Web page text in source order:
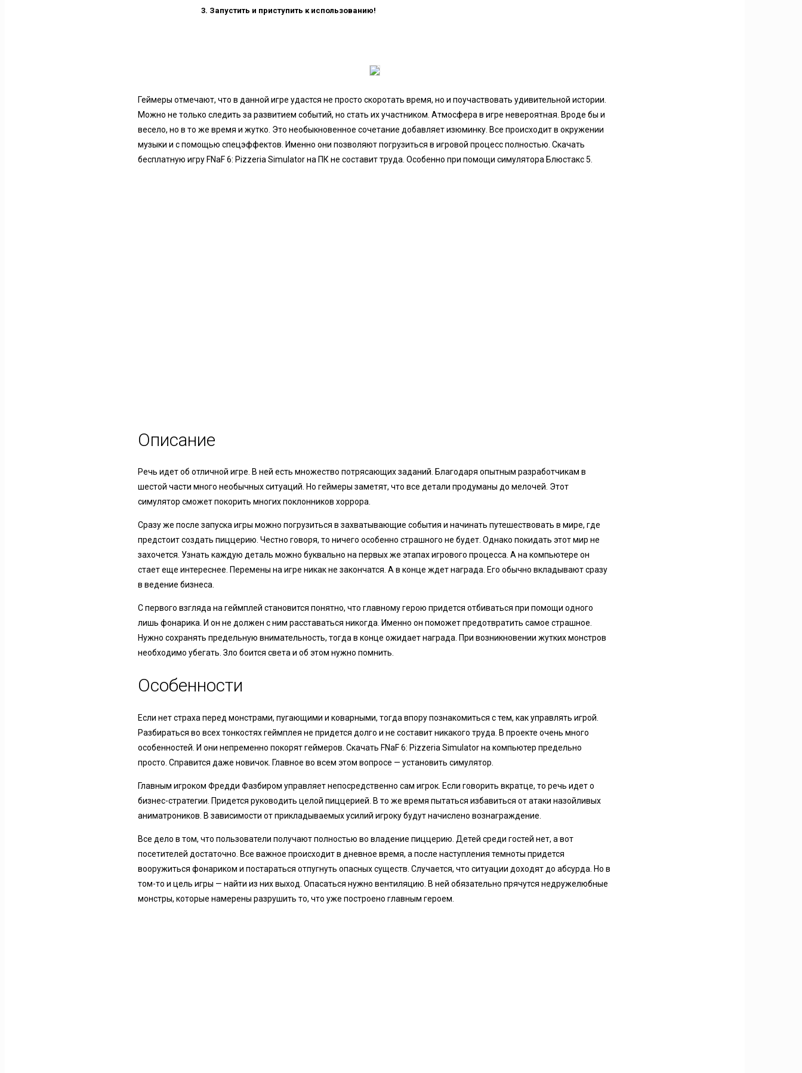
Запустить и приступить к использованию!
Геймеры отмечают, что в данной игре удастся не просто скоротать время, но и поучаствовать удивительной истории.
Можно не только следить за развитием событий, но стать их участником. Атмосфера в игре невероятная. Вроде бы и
весело, но в то же время и жутко. Это необыкновенное сочетание добавляет изюминку. Все происходит в окружении
музыки и с помощью спецэффектов. Именно они позволяют погрузиться в игровой процесс полностью. Скачать
бесплатную игру FNaF 6: Pizzeria Simulator на ПК не составит труда. Особенно при помощи симулятора Блюстакс 5.
Описание
Речь идет об отличной игре. В ней есть множество потрясающих заданий. Благодаря опытным разработчикам в
шестой части много необычных ситуаций. Но геймеры заметят, что все детали продуманы до мелочей. Этот
симулятор сможет покорить многих поклонников хоррора.
Сразу же после запуска игры можно погрузиться в захватывающие события и начинать путешествовать в мире, где
предстоит создать пиццерию. Честно говоря, то ничего особенно страшного не будет. Однако покидать этот мир не
захочется. Узнать каждую деталь можно буквально на первых же этапах игрового процесса. А на компьютере он
стает еще интереснее. Перемены на игре никак не закончатся. А в конце ждет награда. Его обычно вкладывают сразу
в ведение бизнеса.
С первого взгляда на геймплей становится понятно, что главному герою придется отбиваться при помощи одного
лишь фонарика. И он не должен с ним расставаться никогда. Именно он поможет предотвратить самое страшное.
Нужно сохранять предельную внимательность, тогда в конце ожидает награда. При возникновении жутких монстров
необходимо убегать. Зло боится света и об этом нужно помнить.
Особенности
Если нет страха перед монстрами, пугающими и коварными, тогда впору познакомиться с тем, как управлять игрой.
Разбираться во всех тонкостях геймплея не придется долго и не составит никакого труда. В проекте очень много
особенностей. И они непременно покорят геймеров. Скачать FNaF 6: Pizzeria Simulator на компьютер предельно
просто. Справится даже новичок. Главное во всем этом вопросе — установить симулятор.
Главным игроком Фредди Фазбиром управляет непосредственно сам игрок. Если говорить вкратце, то речь идет о
бизнес-стратегии. Придется руководить целой пиццерией. В то же время пытаться избавиться от атаки назойливых
аниматроников. В зависимости от прикладываемых усилий игроку будут начислено вознаграждение.
Все дело в том, что пользователи получают полностью во владение пиццерию. Детей среди гостей нет, а вот
посетителей достаточно. Все важное происходит в дневное время, а после наступления темноты придется
вооружиться фонариком и постараться отпугнуть опасных существ. Случается, что ситуации доходят до абсурда. Но в
том-то и цель игры — найти из них выход. Опасаться нужно вентиляцию. В ней обязательно прячутся недружелюбные
монстры, которые намерены разрушить то, что уже построено главным героем.